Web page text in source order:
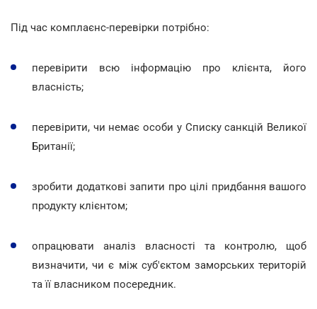
Під час комплаєнс-перевірки потрібно:
перевірити всю інформацію про клієнта, його
власність;
перевірити, чи немає особи у Списку санкцій Великої
Британії;
зробити додаткові запити про цілі придбання вашого
продукту клієнтом;
опрацювати аналіз власності та контролю, щоб
визначити, чи є між суб'єктом заморських територій
та її власником посередник.